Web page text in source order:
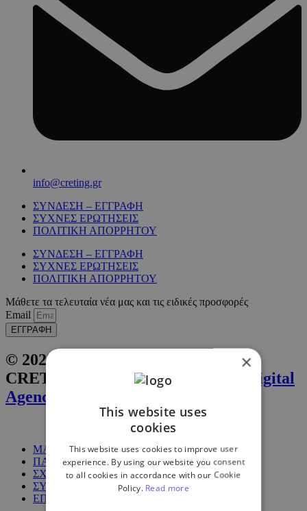
info@creting.gr
ΣΥΝΔΕΣΗ – ΕΓΓΡΑΦΗ
ΣΥΧΝΕΣ ΕΡΩΤΗΣΕΙΣ
ΠΟΛΙΤΙΚΗ ΑΠΟΡΡΗΤΟΥ
ΣΥΝΔΕΣΗ – ΕΓΓΡΑΦΗ
ΣΥΧΝΕΣ ΕΡΩΤΗΣΕΙΣ
ΠΟΛΙΤΙΚΗ ΑΠΟΡΡΗΤΟΥ
Μάθετε τα τελευταία νέα μας και τις ειδικές προσφορές
Email
ΕΓΓΡΑΦΗ
© 2025 All Rights Reserved by
CRETING. Website by Inglelandi Digital
Agency
ΜΑΘΗΜΑΤΑ
ΠΑΚΕΤΑ
ΣΧΕΤΙΚΑ ΜΕ ΕΜΑΣ
ΣΥΧΝΕΣ ΕΡΩΤΗΣΕΙΣ
ΕΠΙΚΟΙΝΩΝΙΑ
×
This website uses
cookies
This website uses cookies to improve user
experience. By using our website you consent
to all cookies in accordance with our Cookie
Policy. Read more